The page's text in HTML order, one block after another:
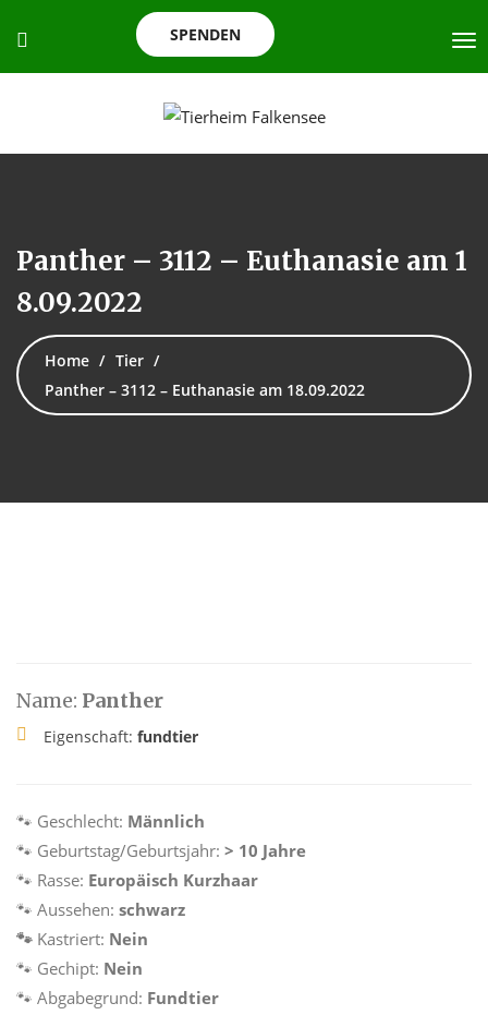
SPENDEN
Panther – 3112 – Euthanasie am 1
8.09.2022
Home
Tier
Panther – 3112 – Euthanasie am 18.09.2022
Name: Panther
Eigenschaft: fundtier
🐾 Geschlecht: Männlich
🐾 Geburtstag/Geburtsjahr: > 10 Jahre
🐾 Rasse: Europäisch Kurzhaar
🐾 Aussehen: schwarz
🐾 Kastriert: Nein
🐾 Gechipt: Nein
🐾 Abgabegrund: Fundtier